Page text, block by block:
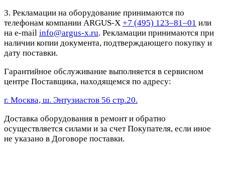
3. Рекламации на оборудование принимаются по
телефонам компании ARGUS-X +7 (495) 123–81–01 или
на e-mail info@argus-x.ru. Рекламации принимаются при
наличии копии документа, подтверждающего покупку и
дату поставки.
Гарантийное обслуживание выполняется в сервисном
центре Поставщика, находящемся по адресу:
г. Москва, ш. Энтузиастов 56 стр.20.
Доставка оборудования в ремонт и обратно
осуществляется силами и за счет Покупателя, если иное
не указано в Договоре поставки.